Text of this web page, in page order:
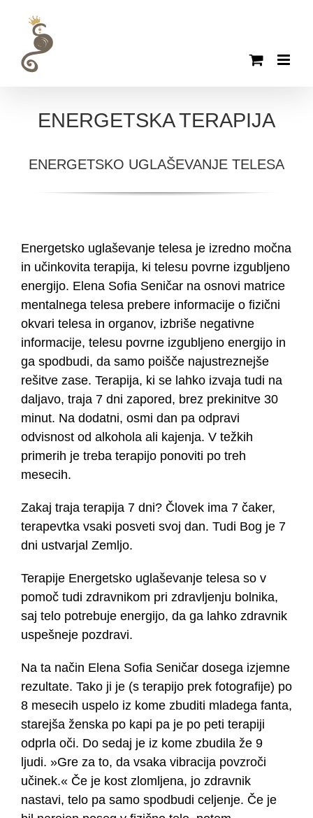
content
ENERGETSKA TERAPIJA
ENERGETSKO UGLAŠEVANJE TELESA
Energetsko uglaševanje telesa je izredno močna
in učinkovita terapija, ki telesu povrne izgubljeno
energijo. Elena Sofia Seničar na osnovi matrice
mentalnega telesa prebere informacije o fizični
okvari telesa in organov, izbriše negativne
informacije, telesu povrne izgubljeno energijo in
ga spodbudi, da samo poišče najustreznejše
rešitve zase. Terapija, ki se lahko izvaja tudi na
daljavo, traja 7 dni zapored, brez prekinitve 30
minut. Na dodatni, osmi dan pa odpravi
odvisnost od alkohola ali kajenja. V težkih
primerih je treba terapijo ponoviti po treh
mesecih.
Zakaj traja terapija 7 dni? Človek ima 7 čaker,
terapevtka vsaki posveti svoj dan. Tudi Bog je 7
dni ustvarjal Zemljo.
Terapije Energetsko uglaševanje telesa so v
pomoč tudi zdravnikom pri zdravljenju bolnika,
saj telo potrebuje energijo, da ga lahko zdravnik
uspešneje pozdravi.
Na ta način Elena Sofia Seničar dosega izjemne
rezultate. Tako ji je (s terapijo prek fotografije) po
8 mesecih uspelo iz kome zbuditi mladega fanta,
starejša ženska po kapi pa je po peti terapiji
odprla oči. Do sedaj je iz kome zbudila že 9
ljudi. »Gre za to, da vsaka vibracija povzroči
učinek.« Če je kost zlomljena, jo zdravnik
nastavi, telo pa samo spodbudi celjenje. Če je